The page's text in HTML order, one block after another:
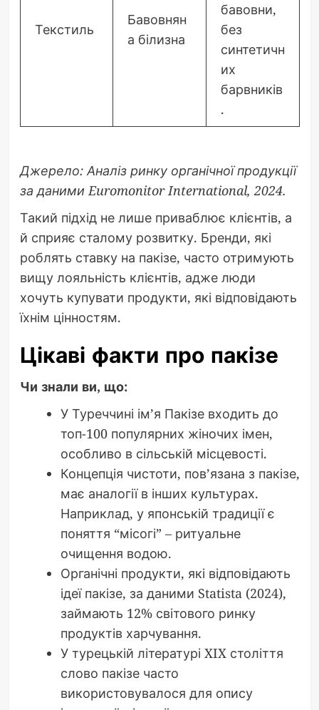
Текстиль
Бавовнян
а білизна
бавовни,
без
синтетичн
их
барвників
.
Джерело: Аналіз ринку органічної продукції
за даними Euromonitor International, 2024.
Такий підхід не лише приваблює клієнтів, а
й сприяє сталому розвитку. Бренди, які
роблять ставку на пакізе, часто отримують
вищу лояльність клієнтів, адже люди
хочуть купувати продукти, які відповідають
їхнім цінностям.
Цікаві факти про пакізе
Чи знали ви, що:
У Туреччині ім’я Пакізе входить до
топ-100 популярних жіночих імен,
особливо в сільській місцевості.
Концепція чистоти, пов’язана з пакізе,
має аналогії в інших культурах.
Наприклад, у японській традиції є
поняття “місогі” – ритуальне
очищення водою.
Органічні продукти, які відповідають
ідеї пакізе, за даними Statista (2024),
займають 12% світового ринку
продуктів харчування.
У турецькій літературі XIX століття
слово пакізе часто
використовувалося для опису